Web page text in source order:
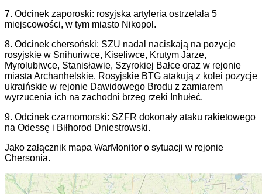
7. Odcinek zaporoski: rosyjska artyleria ostrzelała 5
miejscowości, w tym miasto Nikopol.
8. Odcinek chersoński: SZU nadal naciskają na pozycje
rosyjskie w Snihuriwce, Kiseliwce, Krutym Jarze,
Myrolubiwce, Stanisławie, Szyrokiej Bałce oraz w rejonie
miasta Archanhelskie. Rosyjskie BTG atakują z kolei pozycje
ukraińskie w rejonie Dawidowego Brodu z zamiarem
wyrzucenia ich na zachodni brzeg rzeki Inhułeć.
9. Odcinek czarnomorski: SZFR dokonały ataku rakietowego
na Odessę i Biłhorod Dniestrowski.
Jako załącznik mapa WarMonitor o sytuacji w rejonie
Chersonia.